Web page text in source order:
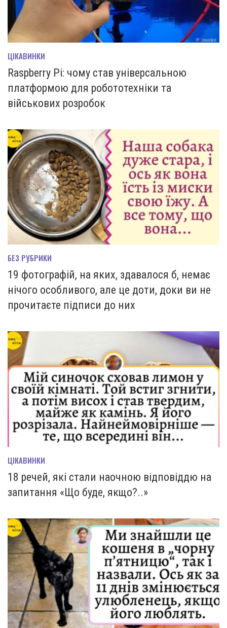
ЦІКАВИНКИ
Raspberry Pi: чому став універсальною
платформою для робототехніки та
військових розробок
БЕЗ РУБРИКИ
19 фотографій, на яких, здавалося б, немає
нічого особливого, але це доти, доки ви не
прочитаєте підписи до них
ЦІКАВИНКИ
18 речей, які стали наочною відповіддю на
запитання «Що буде, якщо?..»